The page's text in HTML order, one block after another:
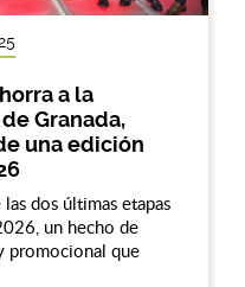
a la
Granada,
una edición
dos últimas etapas
un hecho de
promocional que